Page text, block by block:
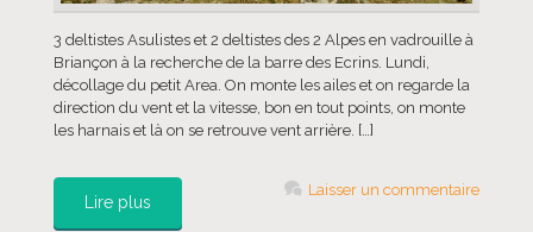
3 deltistes Asulistes et 2 deltistes des 2 Alpes en vadrouille à
Briançon à la recherche de la barre des Ecrins. Lundi,
décollage du petit Area. On monte les ailes et on regarde la
direction du vent et la vitesse, bon en tout points, on monte
les harnais et là on se retrouve vent arrière. […]
Lire plus
Laisser un commentaire